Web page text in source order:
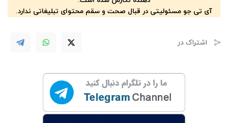
آی تی جو مسئولیتی در قبال صحت و سقم محتوای تبلیغاتی ندارد.
اشتراک در